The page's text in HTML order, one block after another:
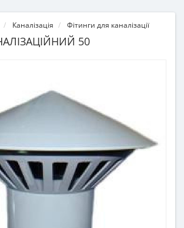
Каналізація Фітинги для каналізації
50